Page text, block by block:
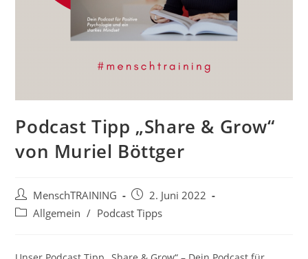
Podcast Tipp „Share & Grow“
von Muriel Böttger
Beitrags-
Autor:
MenschTRAINING
Beitrag
veröffentlicht:
2. Juni 2022
Beitrags-
Allgemein / Podcast Tipps